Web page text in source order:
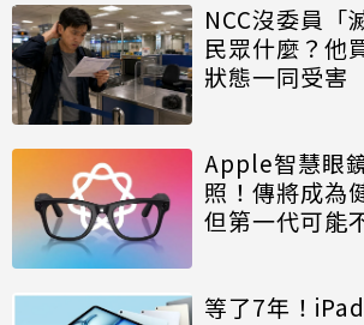
NCC沒委員「
民眾什麼？他
狀態一同受害
Apple智慧眼
照！傳將成為
但第一代可能
等了7年！